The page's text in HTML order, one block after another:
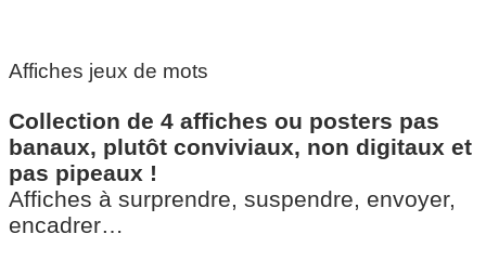
Affiches jeux de mots
Collection de 4 affiches ou posters pas
banaux, plutôt conviviaux, non digitaux et
pas pipeaux !
Affiches à surprendre, suspendre, envoyer,
encadrer…